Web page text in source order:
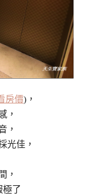
房價)，
，
，
光佳，
，
極了